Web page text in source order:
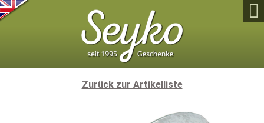

Zurück zur Artikelliste